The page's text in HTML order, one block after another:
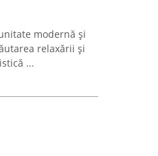
modernă și
relaxării și
...